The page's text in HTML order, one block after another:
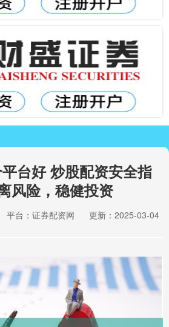
台好 炒股配资安全指
风险，稳健投资
平台：证券配资网
更新：2025-03-04